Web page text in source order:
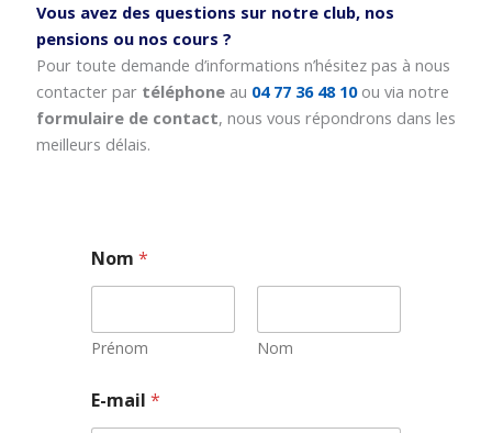
Vous avez des questions sur notre club, nos
pensions ou nos cours ?
Pour toute demande d’informations n’hésitez pas à nous
contacter par téléphoneau 04 77 36 48 10 ou via notre
formulaire de contact, nous vous répondrons dans les
meilleurs délais.
Nom*
Prénom Nom
E-mail*